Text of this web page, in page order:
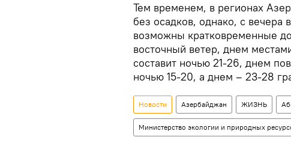
Тем временем, в регионах
без осадков, однако, с
возможны кратковременные
восточный ветер, днем
составит ночью 21-26, днем
ночью 15-20, а днем – 23-28
Новости Азербайджан ЖИЗНЬ
Министерство экологии и природных